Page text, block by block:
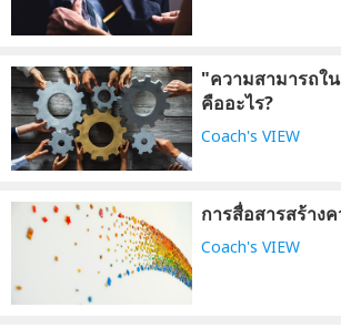
"ความสามารถใ
คืออะไร?
Coach's VIEW
การสื่อสารสร้าง
Coach's VIEW